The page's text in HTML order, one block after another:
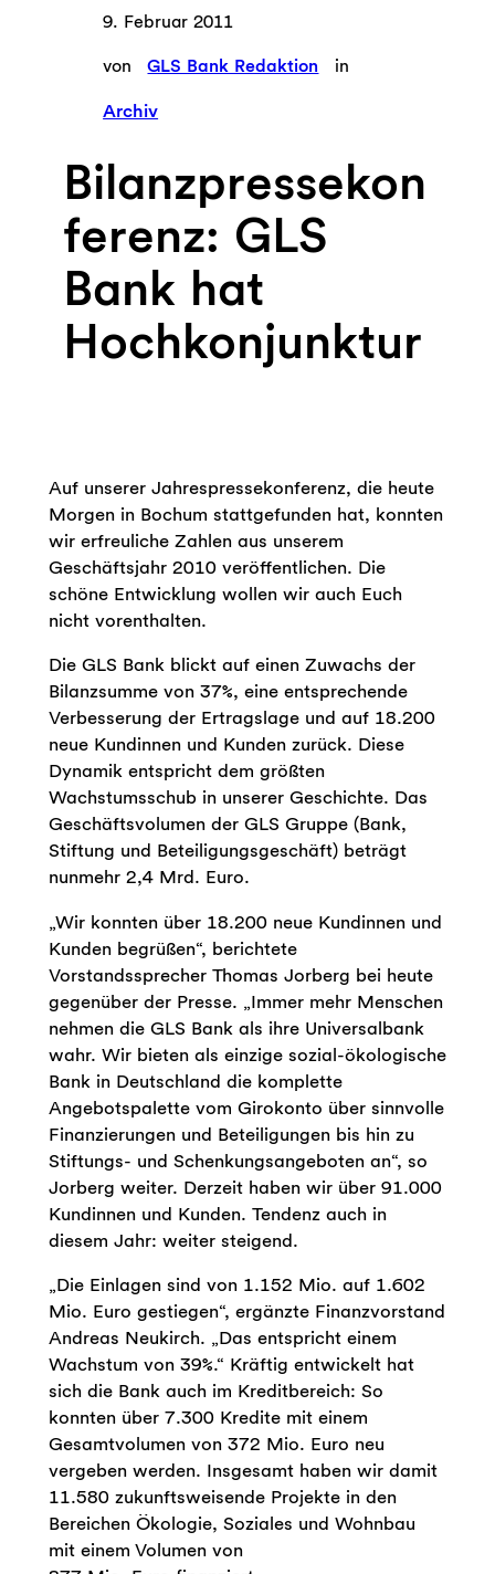
9. Februar 2011
von GLS Bank Redaktion in
Archiv
Bilanzpressekon
ferenz: GLS
Bank hat
Hochkonjunktur
Auf unserer Jahrespressekonferenz, die heute
Morgen in Bochum stattgefunden hat, konnten
wir erfreuliche Zahlen aus unserem
Geschäftsjahr 2010 veröffentlichen. Die
schöne Entwicklung wollen wir auch Euch
nicht vorenthalten.
Die GLS Bank blickt auf einen Zuwachs der
Bilanzsumme von 37%, eine entsprechende
Verbesserung der Ertragslage und auf 18.200
neue Kundinnen und Kunden zurück. Diese
Dynamik entspricht dem größten
Wachstumsschub in unserer Geschichte. Das
Geschäftsvolumen der GLS Gruppe (Bank,
Stiftung und Beteiligungsgeschäft) beträgt
nunmehr 2,4 Mrd. Euro.
„Wir konnten über 18.200 neue Kundinnen und
Kunden begrüßen“, berichtete
Vorstandssprecher Thomas Jorberg bei heute
gegenüber der Presse. „Immer mehr Menschen
nehmen die GLS Bank als ihre Universalbank
wahr. Wir bieten als einzige sozial-ökologische
Bank in Deutschland die komplette
Angebotspalette vom Girokonto über sinnvolle
Finanzierungen und Beteiligungen bis hin zu
Stiftungs- und Schenkungsangeboten an“, so
Jorberg weiter. Derzeit haben wir über 91.000
Kundinnen und Kunden. Tendenz auch in
diesem Jahr: weiter steigend.
„Die Einlagen sind von 1.152 Mio. auf 1.602
Mio. Euro gestiegen“, ergänzte Finanzvorstand
Andreas Neukirch. „Das entspricht einem
Wachstum von 39%.“ Kräftig entwickelt hat
sich die Bank auch im Kreditbereich: So
konnten über 7.300 Kredite mit einem
Gesamtvolumen von 372 Mio. Euro neu
vergeben werden. Insgesamt haben wir damit
11.580 zukunftsweisende Projekte in den
Bereichen Ökologie, Soziales und Wohnbau
mit einem Volumen von